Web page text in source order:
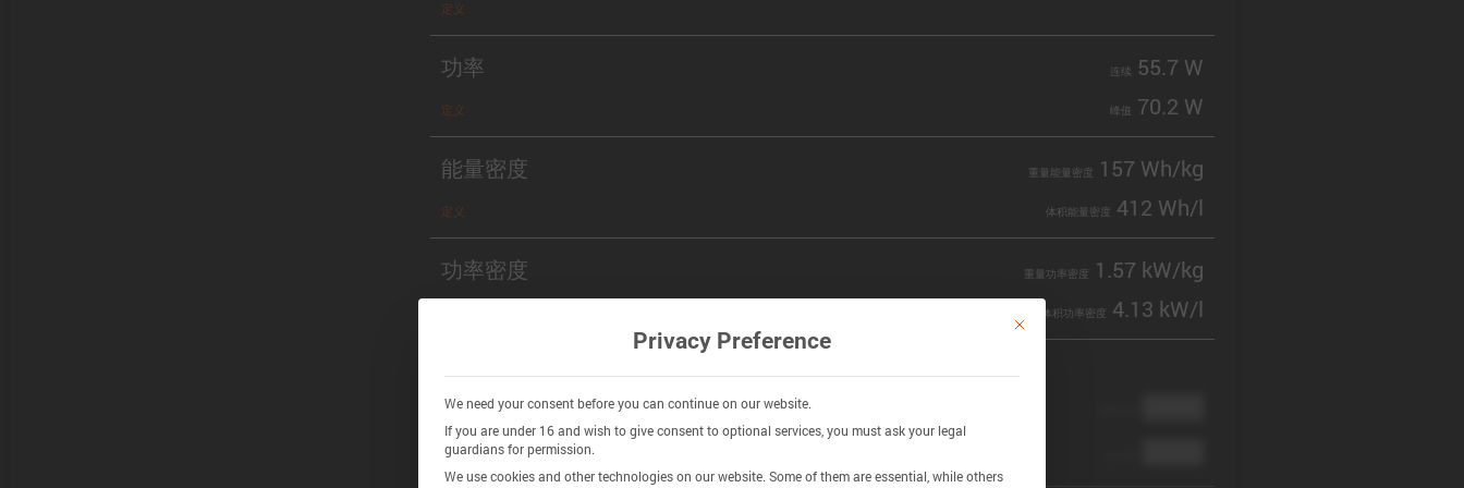
定义
功率
定义
连续 55.7 W
峰值 70.2 W
能量密度
定义
重量能量密度 157 Wh/kg
体积能量密度 412 Wh/l
功率密度 重量功率密度 1.57 kW/kg
体积功率密度 4.13 kW/l
Chemistry
definition
This button closes the dialog. Its functionality is identical to the Accept only
Privacy Preference
We need your consent before you can continue on our website.
If you are under 16 and wish to give consent to optional services, you must ask your legal
guardians for permission.
We use cookies and other technologies on our website. Some of them are essential, while others